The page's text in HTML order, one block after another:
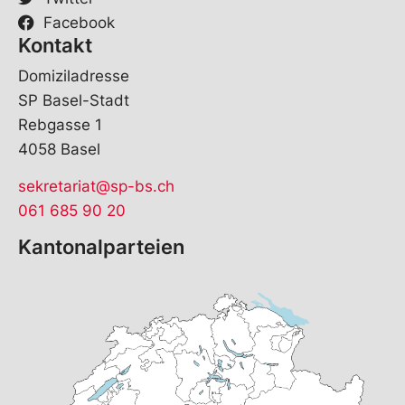
Facebook
Kontakt
Domiziladresse
SP Basel-Stadt
Rebgasse 1
4058 Basel
sekretariat@sp-bs.ch
061 685 90 20
Kantonalparteien